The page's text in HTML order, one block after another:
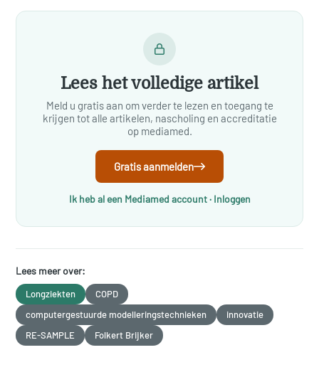
Lees het volledige artikel
Meld u gratis aan om verder te lezen en toegang te
krijgen tot alle artikelen, nascholing en accreditatie
op mediamed.
Gratis aanmelden
Ik heb al een Mediamed account · Inloggen
Lees meer over:
Longziekten
COPD
computergestuurde modelleringstechnieken
innovatie
RE-SAMPLE
Folkert Brijker